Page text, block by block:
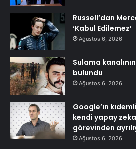
Russell’dan
‘Kabul Edilemez’
Ağustos 6, 2026
Sulama
bulundu
Ağustos 6, 2026
Google’ın
kendi yapay
görevinden
Ağustos 6, 2026